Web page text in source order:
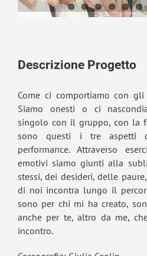
Descrizione Progetto
Come ci comportiamo con
Siamo onesti o ci
singolo con il gruppo, con la
sono questi i tre aspetti
performance. Attraverso
emotivi siamo giunti alla
stessi, dei desideri, delle
di noi incontra lungo il
sono per chi mi ha creato,
anche per te, altro da me,
incontro.